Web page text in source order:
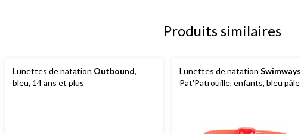
Produits similaires
Lunettes de natation Outbound,
bleu, 14 ans et plus
Lunettes de natation Swimways
Pat'Patrouille, enfants, bleu pâle